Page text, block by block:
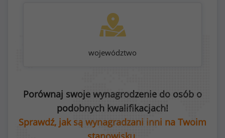
województwo
Porównaj swoje wynagrodzenie do osób o
podobnych kwalifikacjach!
Sprawdź, jak są wynagradzani inni na Twoim